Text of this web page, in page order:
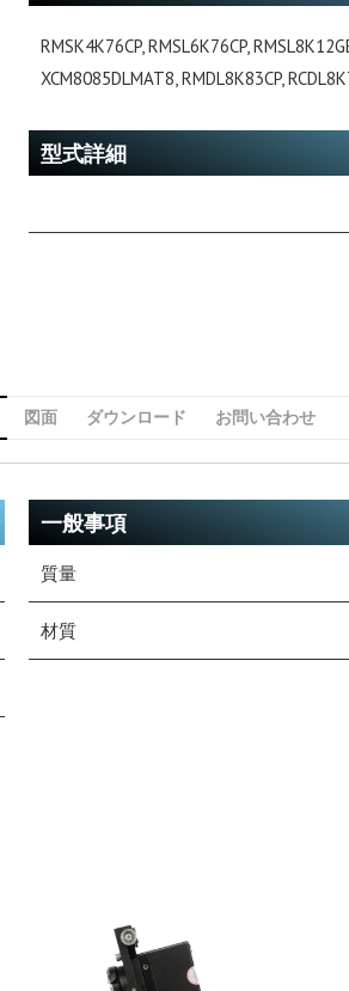
RMSK4K76CP, RMSL6K76CP,
XCM8085DLMAT8, RMDL8K83CP,
型式詳細
図面 ダウンロード お問い合わせ
一般事項
質量
材質